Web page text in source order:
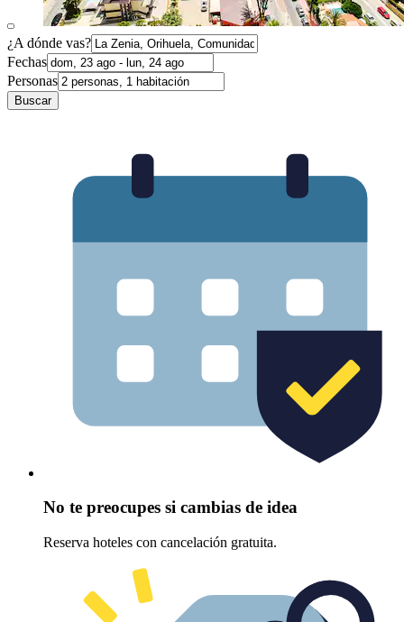
¿A dónde vas?
Fechas
Personas
Buscar
No te preocupes si cambias de idea
Reserva hoteles con cancelación gratuita.